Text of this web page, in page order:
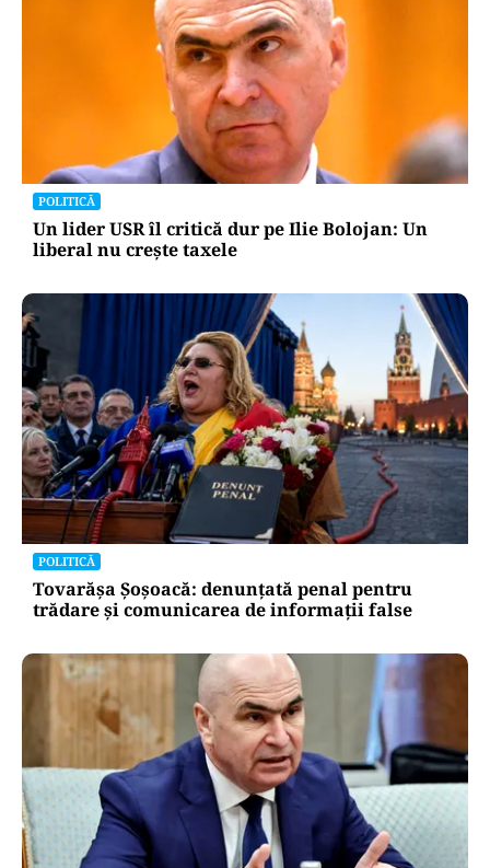
POLITICĂ
Un lider USR îl critică dur pe Ilie Bolojan: Un
liberal nu crește taxele
POLITICĂ
Tovarășa Șoșoacă: denunțată penal pentru
trădare și comunicarea de informații false